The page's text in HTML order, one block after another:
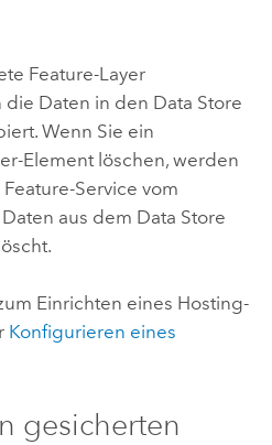
Feature-Layer
Daten in den Data Store
Wenn Sie ein
Element löschen, werden
Service vom
aus dem Data Store
Einrichten eines Hosting-
Konfigurieren eines
gesicherten